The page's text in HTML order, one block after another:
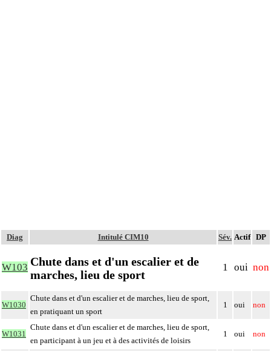
Diag Intitulé CIM10 Sév. Actif DP
W103 Chute dans et d'un escalier et de
marches, lieu de sport
1 oui non
W1030
Chute dans et d'un escalier et de marches, lieu de sport,
en pratiquant un sport
1 oui non
W1031
Chute dans et d'un escalier et de marches, lieu de sport,
en participant à un jeu et à des activités de loisirs
1 oui non